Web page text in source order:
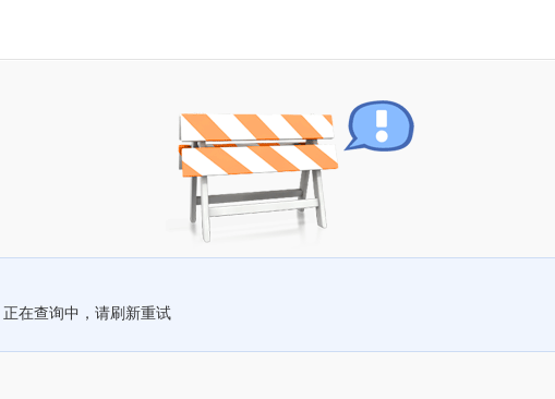
正在查询中，请刷新重试